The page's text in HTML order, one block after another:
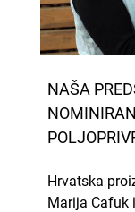
NAŠA
Hrvatska
Marija Cafuk